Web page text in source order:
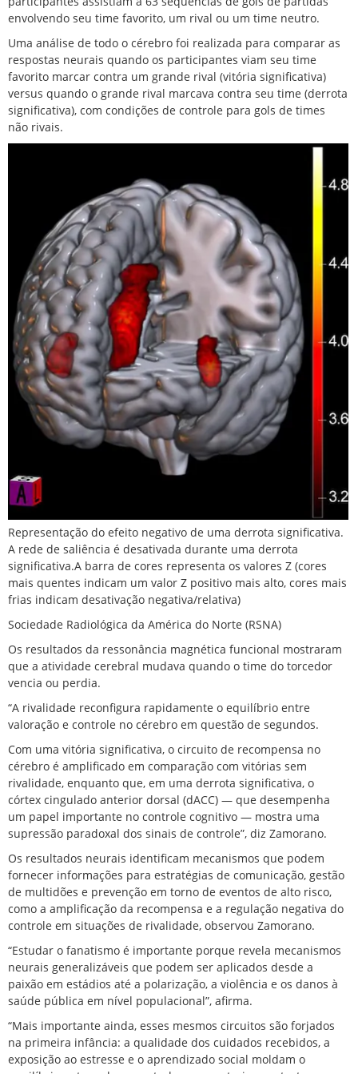
envolvendo seu time favorito, um rival ou um time neutro.
Uma análise de todo o cérebro foi realizada para comparar as
respostas neurais quando os participantes viam seu time
favorito marcar contra um grande rival (vitória significativa)
versus quando o grande rival marcava contra seu time (derrota
significativa), com condições de controle para gols de times
não rivais.
Representação do efeito negativo de uma derrota significativa.
A rede de saliência é desativada durante uma derrota
significativa.A barra de cores representa os valores Z (cores
mais quentes indicam um valor Z positivo mais alto, cores mais
frias indicam desativação negativa/relativa)
Sociedade Radiológica da América do Norte (RSNA)
Os resultados da ressonância magnética funcional mostraram
que a atividade cerebral mudava quando o time do torcedor
vencia ou perdia.
“A rivalidade reconfigura rapidamente o equilíbrio entre
valoração e controle no cérebro em questão de segundos.
Com uma vitória significativa, o circuito de recompensa no
cérebro é amplificado em comparação com vitórias sem
rivalidade, enquanto que, em uma derrota significativa, o
córtex cingulado anterior dorsal (dACC) — que desempenha
um papel importante no controle cognitivo — mostra uma
supressão paradoxal dos sinais de controle”, diz Zamorano.
Os resultados neurais identificam mecanismos que podem
fornecer informações para estratégias de comunicação, gestão
de multidões e prevenção em torno de eventos de alto risco,
como a amplificação da recompensa e a regulação negativa do
controle em situações de rivalidade, observou Zamorano.
“Estudar o fanatismo é importante porque revela mecanismos
neurais generalizáveis ​​que podem ser aplicados desde a
paixão em estádios até a polarização, a violência e os danos à
saúde pública em nível populacional”, afirma.
“Mais importante ainda, esses mesmos circuitos são forjados
na primeira infância: a qualidade dos cuidados recebidos, a
exposição ao estresse e o aprendizado social moldam o